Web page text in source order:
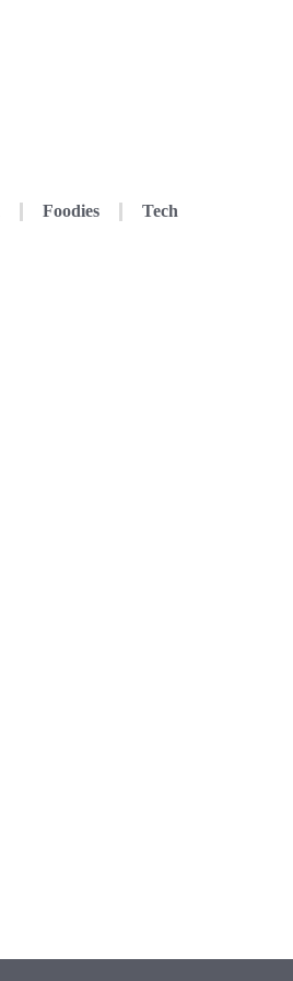
Foodies Tech